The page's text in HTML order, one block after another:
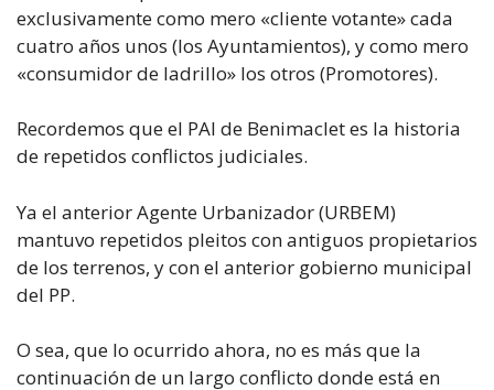
exclusivamente como mero «cliente votante» cada
cuatro años unos (los Ayuntamientos), y como mero
«consumidor de ladrillo» los otros (Promotores).
Recordemos que el PAI de Benimaclet es la historia
de repetidos conflictos judiciales.
Ya el anterior Agente Urbanizador (URBEM)
mantuvo repetidos pleitos con antiguos propietarios
de los terrenos, y con el anterior gobierno municipal
del PP.
O sea, que lo ocurrido ahora, no es más que la
continuación de un largo conflicto donde está en